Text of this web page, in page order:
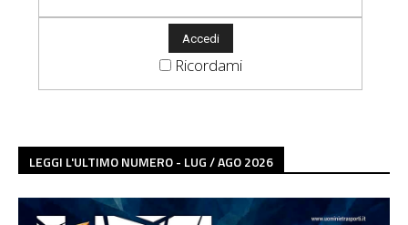
Ricordami
LEGGI L'ULTIMO NUMERO - LUG / AGO 2026